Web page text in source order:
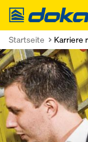
Doka
Startseite Karriere